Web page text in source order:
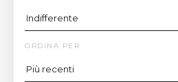
ORDINA PER